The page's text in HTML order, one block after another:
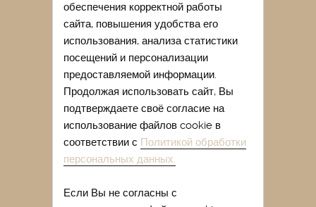
Отдых в Евпатории весной
Отдых в Евпатории с детьми
Легочный санаторий Крыма
Купить путевку в санаторий Крыма
Лечение сакскими грязями
Лечение гинекологических
заболеваний в Крыму
обеспечения корректной работы
сайта, повышения удобства его
использования, анализа статистики
посещений и персонализации
предоставляемой информации.
Продолжая использовать сайт, Вы
подтверждаете своё согласие на
использование файлов cookie в
соответствии с Политикой обработки
персональных данных.
Если Вы не согласны с